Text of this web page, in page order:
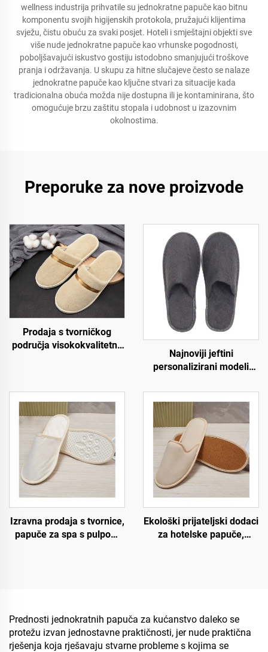
wellness industrija prihvatile su jednokratne papuče kao bitnu
komponentu svojih higijenskih protokola, pružajući klijentima
svježu, čistu obuću za svaki posjet. Hoteli i smještajni objekti sve
više nude jednokratne papuče kao vrhunske pogodnosti,
poboljšavajući iskustvo gostiju istodobno smanjujući troškove
pranja i održavanja. U skupu za hitne slučajeve često se nalaze
jednokratne papuče kao ključne stvari za situacije kada
tradicionalna obuća možda nije dostupna ili je kontaminirana, što
omogućuje brzu zaštitu stopala i udobnost u izazovnim
okolnostima.
Preporuke za nove proizvode
Prodaja s tvorničkog
područja visokokvalitetne
logotipom
Najnoviji jeftini
personalizirani modeli
zrakoplovstvo,
jednokratne papuče za
muškarce i žene,
sljedbeno nabavljanje
proizvođača
biorazgradivih papuča
Izravna prodaja s tvornice,
papuče za spa s pulpom
Ekološki prijateljski dodaci
za hotelske papuče,
Prednosti jednokratnih papuča za kućanstvo daleko se
protežu izvan jednostavne praktičnosti, jer nude praktična
rješenja koja rješavaju stvarne probleme s kojima se